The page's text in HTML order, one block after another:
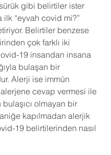
gibi belirtiler ister
ilk “eyvah covid mi?”
Belirtiler benzese
çok farklı iki
19 insandan insana
bulaşan bir
Alerji ise immün
cevap vermesi ile
bulaşıcı olmayan bir
kapılmadan alerjik
19 belirtilerinden nasıl